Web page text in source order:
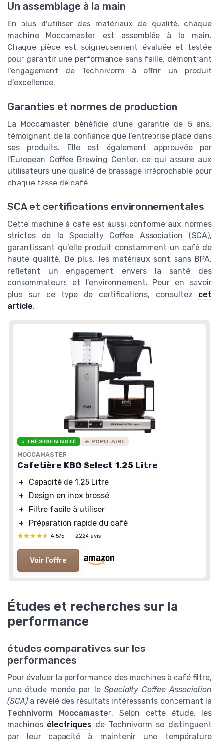
Un assemblage à la main
En plus d'utiliser des matériaux de qualité, chaque
machine Moccamaster est assemblée à la main.
Chaque pièce est soigneusement évaluée et testée
pour garantir une performance sans faille, démontrant
l'engagement de Technivorm à offrir un produit
d'excellence.
Garanties et normes de production
La Moccamaster bénéficie d'une garantie de 5 ans,
témoignant de la confiance que l'entreprise place dans
ses produits. Elle est également approuvée par
l'European Coffee Brewing Center, ce qui assure aux
utilisateurs une qualité de brassage irréprochable pour
chaque tasse de café.
SCA et certifications environnementales
Cette machine à café est aussi conforme aux normes
strictes de la Specialty Coffee Association (SCA),
garantissant qu'elle produit constamment un café de
haute qualité. De plus, les matériaux sont sans BPA,
reflétant un engagement envers la santé des
consommateurs et l'environnement. Pour en savoir
plus sur ce type de certifications, consultez cet
article.
⭐ TRÈS BIEN NOTÉ 🔥 POPULAIRE
MOCCAMASTER
Cafetière KBG Select 1.25 Litre
＋
Capacité de 1.25 Litre
＋
Design en inox brossé
＋
Filtre facile à utiliser
＋
Préparation rapide du café
★★★★★
★★★★★ 4,5/5 — 2224 avis
Voir l'offre
Études et recherches sur la
performance
études comparatives sur les
performances
Pour évaluer la performance des machines à café filtre,
une étude menée par le Specialty Coffee Association
(SCA) a révélé des résultats intéressants concernant la
Technivorm Moccamaster. Selon cette étude, les
machines électriques de Technivorm se distinguent
par leur capacité à maintenir une température